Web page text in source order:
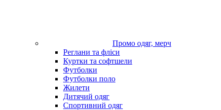
Промо одяг, мерч
Реглани та фліси
Куртки та софтшели
Футболки
Футболки поло
Жилети
Дитячий одяг
Спортивний одяг